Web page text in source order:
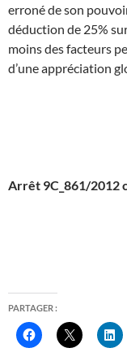
erroné de son
déduction de 25%
moins des facteurs
d’une appréciation
Arrêt 9C_861/2012
PARTAGER :